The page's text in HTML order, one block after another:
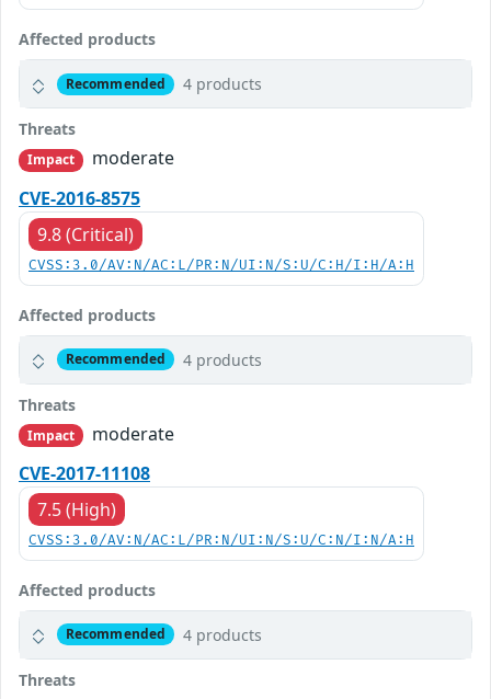
Affected products
Recommended 4 products
Threats
Impact
moderate
CVE-2016-8575
9.8 (Critical)
CVSS:3.0/AV:N/AC:L/PR:N/UI:N/S:U/C:H/I:H/A:H
Affected products
Recommended 4 products
Threats
Impact
moderate
CVE-2017-11108
7.5 (High)
CVSS:3.0/AV:N/AC:L/PR:N/UI:N/S:U/C:N/I:N/A:H
Affected products
Recommended 4 products
Threats